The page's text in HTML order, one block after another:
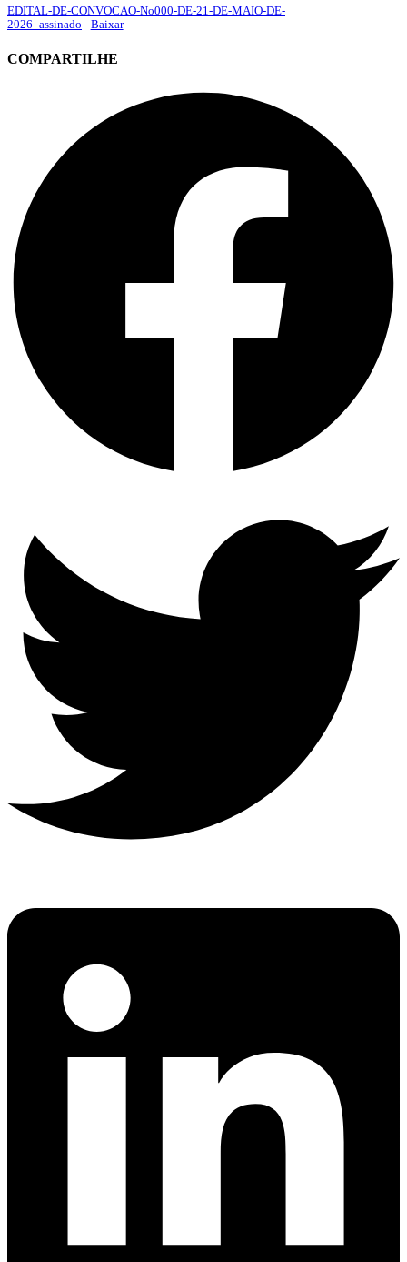
EDITAL-DE-CONVOCAO-No000-DE-21-DE-MAIO-DE-
2026_assinado
Baixar
COMPARTILHE